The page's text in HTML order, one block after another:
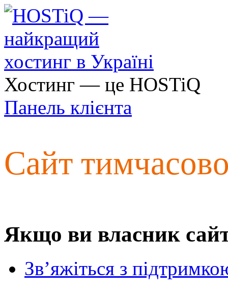
Хостинг — це HOSTiQ
Панель клієнта
Сайт
Якщо ви власник
Зв’яжіться з